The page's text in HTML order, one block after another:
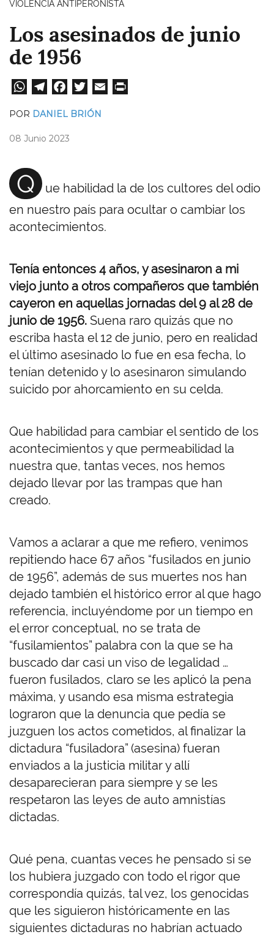
VIOLENCIA ANTIPERONISTA
Los asesinados de junio
de 1956
W
A
pp
Te
a
Fa
ok
wi
POR DANIEL BRIÓN
08 Junio 2023
Q
ue habilidad la de los cultores del odio
en nuestro país para ocultar o cambiar los
acontecimientos.
Tenía entonces 4 años, y asesinaron a mi
viejo junto a otros compañeros que también
cayeron en aquellas jornadas del 9 al 28 de
junio de 1956. Suena raro quizás que no
escriba hasta el 12 de junio, pero en realidad
el último asesinado lo fue en esa fecha, lo
tenían detenido y lo asesinaron simulando
suicido por ahorcamiento en su celda.
Que habilidad para cambiar el sentido de los
acontecimientos y que permeabilidad la
nuestra que, tantas veces, nos hemos
dejado llevar por las trampas que han
creado.
Vamos a aclarar a que me refiero, venimos
repitiendo hace 67 años “fusilados en junio
de 1956”, además de sus muertes nos han
dejado también el histórico error al que hago
referencia, incluyéndome por un tiempo en
el error conceptual, no se trata de
“fusilamientos” palabra con la que se ha
buscado dar casi un viso de legalidad …
fueron fusilados, claro se les aplicó la pena
máxima, y usando esa misma estrategia
lograron que la denuncia que pedía se
juzguen los actos cometidos, al finalizar la
dictadura “fusiladora” (asesina) fueran
enviados a la justicia militar y allí
desaparecieran para siempre y se les
respetaron las leyes de auto amnistías
dictadas.
Qué pena, cuantas veces he pensado si se
los hubiera juzgado con todo el rigor que
correspondía quizás, tal vez, los genocidas
que les siguieron históricamente en las
siguientes dictaduras no habrían actuado